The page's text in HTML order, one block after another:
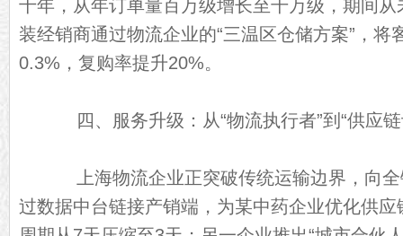
十年，从年订单量百万级增长至千万级，期间
装经销商通过物流企业的“三温区仓储方案”，将
0.3%，复购率提升20%。
四、服务升级：从“物流执行者”到“供应链
上海物流企业正突破传统运输边界，向全
过数据中台链接产销端，为某中药企业优化供